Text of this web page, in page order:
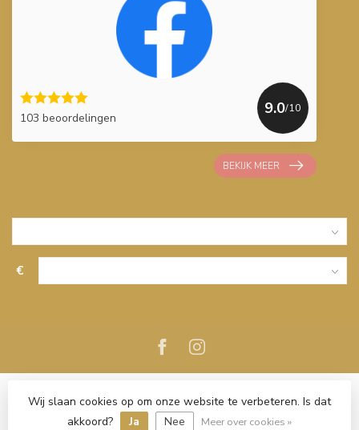
103 beoordelingen
9.0/10
BEKIJK MEER
€
Wij slaan cookies op om onze website te verbeteren. Is dat
akkoord?
Ja Nee Meer over cookies »